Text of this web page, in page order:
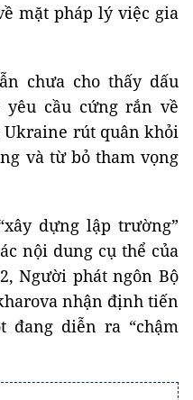
mặt pháp lý việc gia
chưa cho thấy dấu
yêu cầu cứng rắn về
Ukraine rút quân khỏi
và từ bỏ tham vọng
dựng lập trường”
nội dung cụ thể của
Người phát ngôn Bộ
nhận định tiến
đang diễn ra “chậm